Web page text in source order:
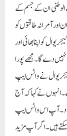
الوطنی ان کے جسم کے
آمرانہ طاقتوں کو
کو اپنا بھائی اور
نہیں دے گا۔ مجھے پورا
نے واٹس ایپ
جاری کیا ہے۔ انہوں نے کہا کہ آج
آپ اس واٹس ایپ
سکتے ہیں۔ اگر آپ مزید